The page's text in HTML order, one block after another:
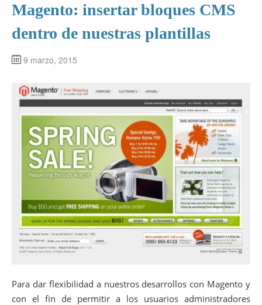
Magento: insertar bloques CMS
dentro de nuestras plantillas
9 marzo, 2015
Para dar flexibilidad a nuestros desarrollos con Magento y
con el fin de permitir a los usuarios administradores